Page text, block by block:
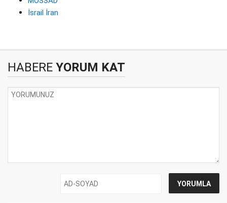
İsrail İran
HABERE YORUM KAT